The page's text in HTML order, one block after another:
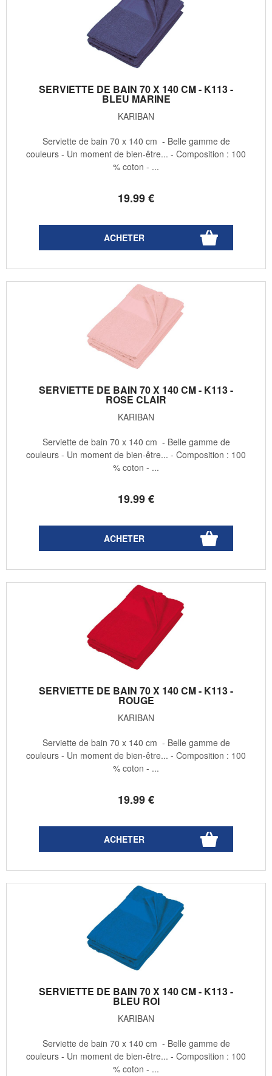
SERVIETTE DE BAIN 70 X 140 CM - K113 -
BLEU MARINE
KARIBAN
19.99€
Serviette de bain 70 x 140 cm - Belle gamme de
couleurs - Un moment de bien-être... - Composition : 100
% coton - ...
SERVIETTE DE BAIN 70 X 140 CM - K113 -
ROSE CLAIR
KARIBAN
19.99€
Serviette de bain 70 x 140 cm - Belle gamme de
couleurs - Un moment de bien-être... - Composition : 100
% coton - ...
SERVIETTE DE BAIN 70 X 140 CM - K113 -
ROUGE
KARIBAN
19.99€
Serviette de bain 70 x 140 cm - Belle gamme de
couleurs - Un moment de bien-être... - Composition : 100
% coton - ...
SERVIETTE DE BAIN 70 X 140 CM - K113 -
BLEU ROI
KARIBAN
Serviette de bain 70 x 140 cm - Belle gamme de
couleurs - Un moment de bien-être... - Composition : 100
% coton - ...